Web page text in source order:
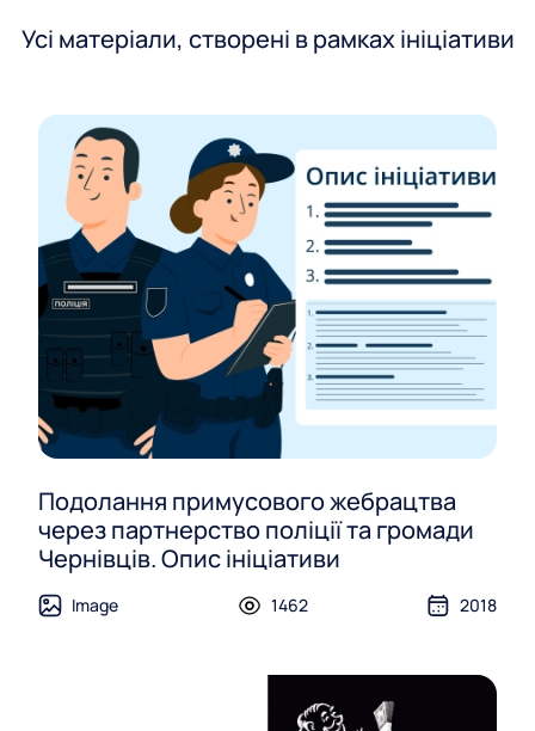
Усі матеріали, створені в рамках ініціативи
Подолання примусового жебрацтва
через партнерство поліції та громади
Чернівців. Опис ініціативи
Image 1462 2018